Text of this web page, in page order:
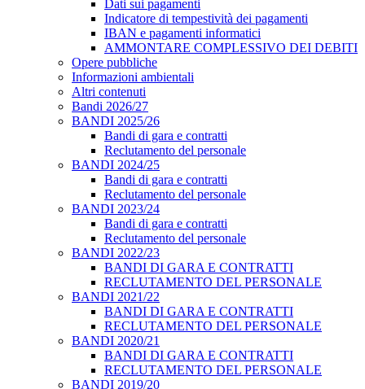
Dati sui pagamenti
Indicatore di tempestività dei pagamenti
IBAN e pagamenti informatici
AMMONTARE COMPLESSIVO DEI DEBITI
Opere pubbliche
Informazioni ambientali
Altri contenuti
Bandi 2026/27
BANDI 2025/26
Bandi di gara e contratti
Reclutamento del personale
BANDI 2024/25
Bandi di gara e contratti
Reclutamento del personale
BANDI 2023/24
Bandi di gara e contratti
Reclutamento del personale
BANDI 2022/23
BANDI DI GARA E CONTRATTI
RECLUTAMENTO DEL PERSONALE
BANDI 2021/22
BANDI DI GARA E CONTRATTI
RECLUTAMENTO DEL PERSONALE
BANDI 2020/21
BANDI DI GARA E CONTRATTI
RECLUTAMENTO DEL PERSONALE
BANDI 2019/20